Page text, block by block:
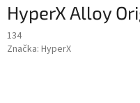
HyperX Alloy
134
Značka: HyperX